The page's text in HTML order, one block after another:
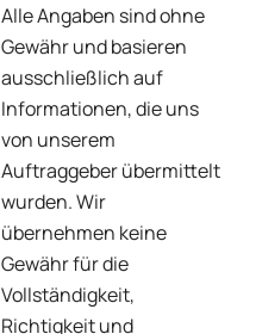
Alle Angaben sind ohne
Gewähr und basieren
ausschließlich auf
Informationen, die uns
von unserem
Auftraggeber übermittelt
wurden. Wir
übernehmen keine
Gewähr für die
Vollständigkeit,
Richtigkeit und